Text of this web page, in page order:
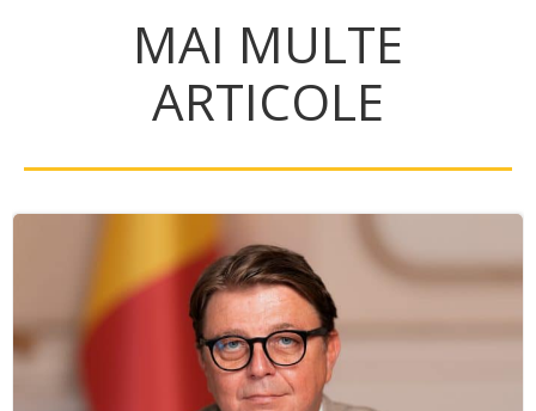
MAI MULTE
ARTICOLE